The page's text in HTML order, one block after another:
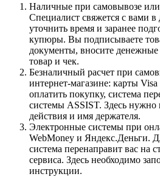
Наличные при самовывозе или
Специалист свяжется с вами в
уточнить время и заранее
купюры. Вы подписываете
документы, вносите денежные
товар и чек.
Безналичный расчет при
интернет-магазине: карты
оплатить покупку, система
системы ASSIST. Здесь нужно
действия и имя держателя.
Электронные системы при
WebMoney и Яндекс.Деньги.
система перенаправит вас на
сервиса. Здесь необходимо
инструкции.